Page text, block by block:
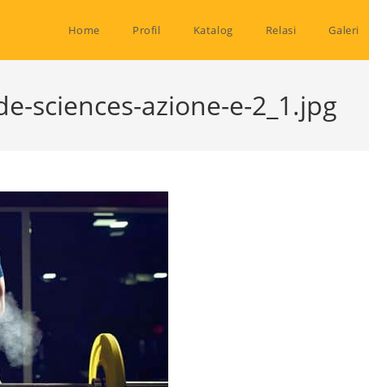
Home Profil Katalog Relasi Galeri
sciences-azione-e-2_1.jpg